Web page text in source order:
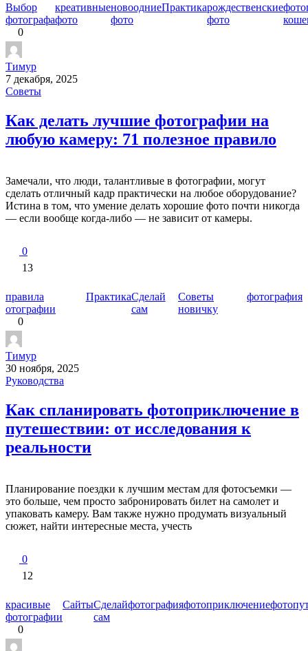
Выбор
фотографа
креативные
фото
новоодние
фото
Практикарождественские
фото
0
Тимур
7 декабря, 2025
Советы
Как делать лучшие фотографии на
любую камеру: 71 полезное правило
Замечали, что люди, талантливые в фотографии, могут
сделать отличный кадр практически на любое оборудование?
Истина в том, что умение делать хорошие фото почти никогда
— если вообще когда-либо — не зависит от камеры.
0
13
правила
отографии
ПрактикаСделай
сам
Советы
новичку
фотография
0
Тимур
30 ноября, 2025
Руководства
Как спланировать фотоприключение в
путешествии: от исследования к
реальности
Планирование поездки к лучшим местам для фотосъемки —
это больше, чем просто забронировать билет на самолет и
упаковать камеру. Вам также нужно продумать визуальный
сюжет, найти интересные места, учесть
0
12
красивые
фотографии
СайтыСделай
сам
фотографияфотоприключение
0